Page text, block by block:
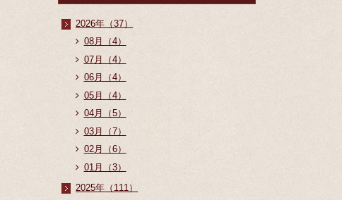
2026年（37）
08月（4）
07月（4）
06月（4）
05月（4）
04月（5）
03月（7）
02月（6）
01月（3）
2025年（111）